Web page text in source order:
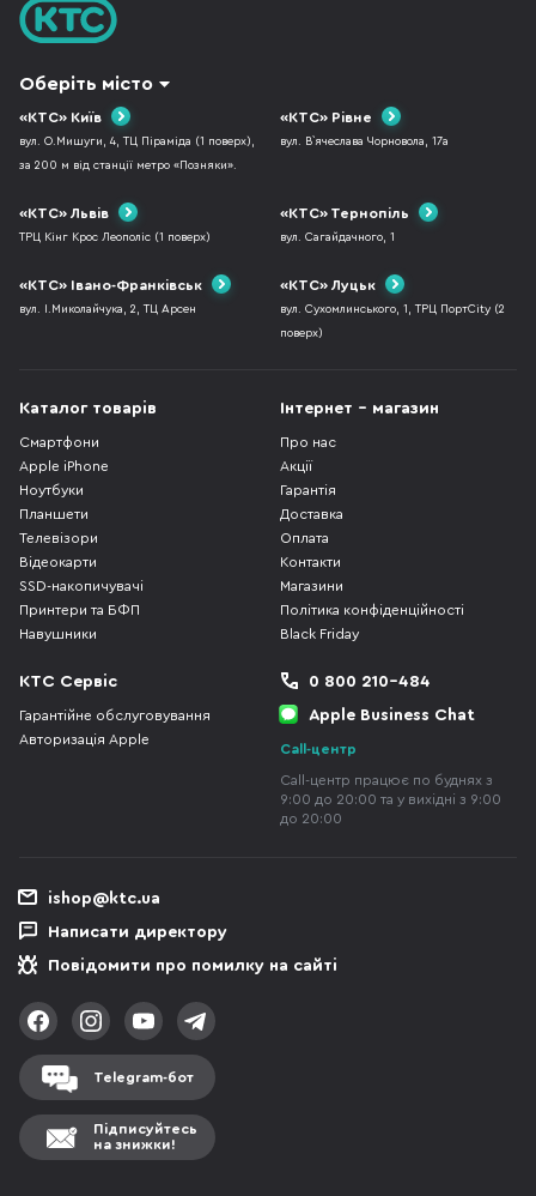
Оберіть місто
«КТС» Київ
вул. О.Мишуги, 4, ТЦ Піраміда (1 поверх),
за 200 м від станції метро «Позняки».
«КТС» Рівне
вул. В`ячеслава Чорновола, 17а
«КТС» Львів
ТРЦ Кінг Крос Леополіс (1 поверх)
«КТС» Тернопіль
вул. Сагайдачного, 1
«КТС» Івано-Франківськ
вул. І.Миколайчука, 2, ТЦ Арсен
«КТС» Луцьк
вул. Сухомлинського, 1, ТРЦ ПортCity (2
поверх)
Каталог товарів
Смартфони
Apple iPhone
Ноутбуки
Планшети
Телевізори
Відеокарти
SSD-накопичувачі
Принтери та БФП
Навушники
Інтернет - магазин
Про нас
Акції
Гарантія
Доставка
Оплата
Контакти
Магазини
Політика конфіденційності
Black Friday
КТС Сервіс
Гарантійне обслуговування
Авторизація Apple
0 800 210-484
Apple Business Chat
Call-центр
Call-центр працює по буднях з
9:00 до 20:00 та у вихідні з 9:00
до 20:00
ishop@ktc.ua
Написати директору
Повідомити про помилку на сайті
Telegram-бот
Підписуйтесь
на знижки!